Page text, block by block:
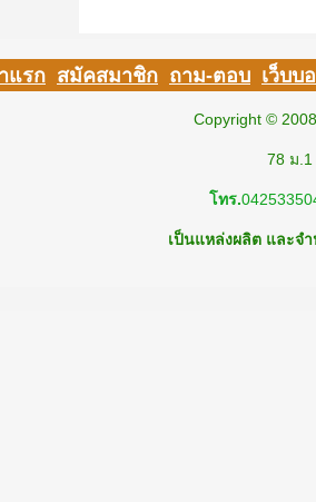
แรก สมัคสมาชิก ถาม-ตอบ เว็บบ
Copyright ©
78 ม
โทร.
เป็นแหล่งผลิต และจ